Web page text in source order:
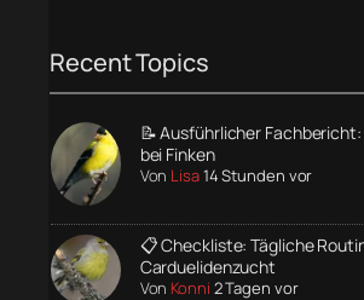
Recent Topics
📝 Ausführlicher
bei Finken
Von Lisa14 Stunden vor
📋 Checkliste: Tägliche
Carduelidenzucht
Von Konni 2 Tagen vor